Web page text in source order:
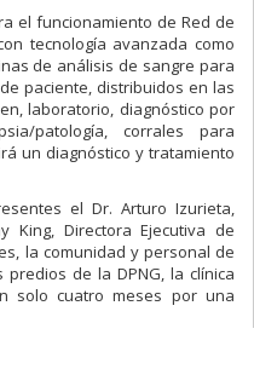
el funcionamiento de Red de
tecnología avanzada como
de análisis de sangre para
paciente, distribuidos en las
laboratorio, diagnóstico por
patología, corrales para
un diagnóstico y tratamiento
el Dr. Arturo Izurieta,
King, Directora Ejecutiva de
la comunidad y personal de
de la DPNG, la clínica
solo cuatro meses por una